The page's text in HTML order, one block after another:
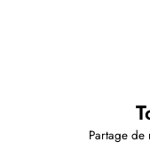
Partage de